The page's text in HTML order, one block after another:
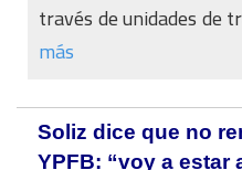
través de unidades de
más
Soliz dice que no
YPFB: “voy a estar